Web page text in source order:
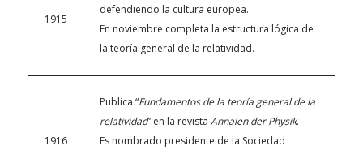
1915
defendiendo la cultura europea.
En noviembre completa la estructura lógica de
la teoría general de la relatividad.
1916
Publica “Fundamentos de la teoría general de la
relatividad” en la revista Annalen der Physik.
Es nombrado presidente de la Sociedad